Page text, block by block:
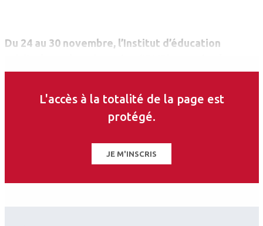
Du 24 au 30 novembre, l’Institut d’éducation
troisième édition de la semaine nationale contre la
L'accès à la totalité de la page est
protégé.
JE M'INSCRIS